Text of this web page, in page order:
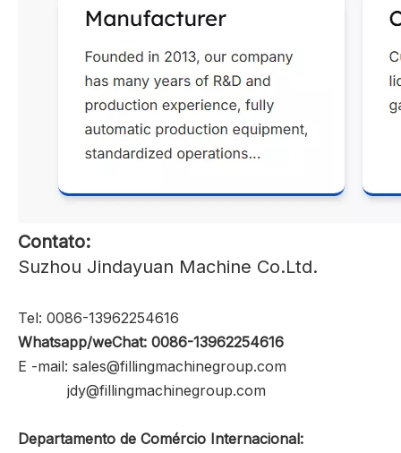
Contato:
Suzhou Jindayuan Machine Co.Ltd.
Tel: 0086-13962254616
Whatsapp/weChat: 0086-13962254616
E -mail: sales@fillingmachinegroup.com
jdy@fillingmachinegroup.com
Departamento de Comércio Internacional: